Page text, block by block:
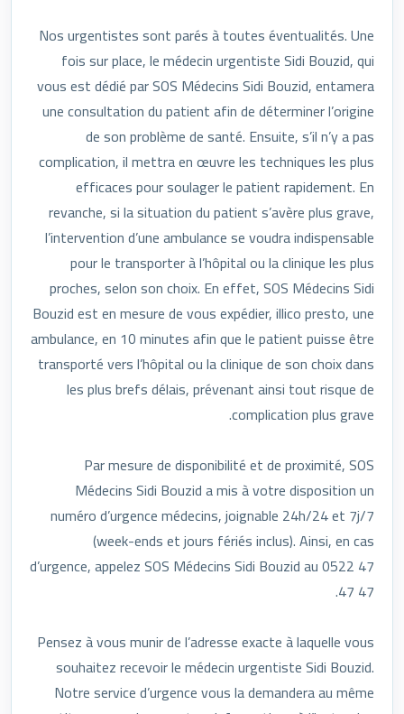
Nos urgentistes sont parés à toutes éventualités. Une
fois sur place, le médecin urgentiste Sidi Bouzid, qui
vous est dédié par SOS Médecins Sidi Bouzid, entamera
une consultation du patient afin de déterminer l’origine
de son problème de santé. Ensuite, s’il n’y a pas
complication, il mettra en œuvre les techniques les plus
efficaces pour soulager le patient rapidement. En
revanche, si la situation du patient s’avère plus grave,
l’intervention d’une ambulance se voudra indispensable
pour le transporter à l’hôpital ou la clinique les plus
proches, selon son choix. En effet, SOS Médecins Sidi
Bouzid est en mesure de vous expédier, illico presto, une
ambulance, en 10 minutes afin que le patient puisse être
transporté vers l’hôpital ou la clinique de son choix dans
les plus brefs délais, prévenant ainsi tout risque de
complication plus grave.
Par mesure de disponibilité et de proximité, SOS
Médecins Sidi Bouzid a mis à votre disposition un
numéro d’urgence médecins, joignable 24h/24 et 7j/7
(week-ends et jours fériés inclus). Ainsi, en cas
d’urgence, appelez SOS Médecins Sidi Bouzid au 0522 47
47 47.
Pensez à vous munir de l’adresse exacte à laquelle vous
souhaitez recevoir le médecin urgentiste Sidi Bouzid.
Notre service d’urgence vous la demandera au même